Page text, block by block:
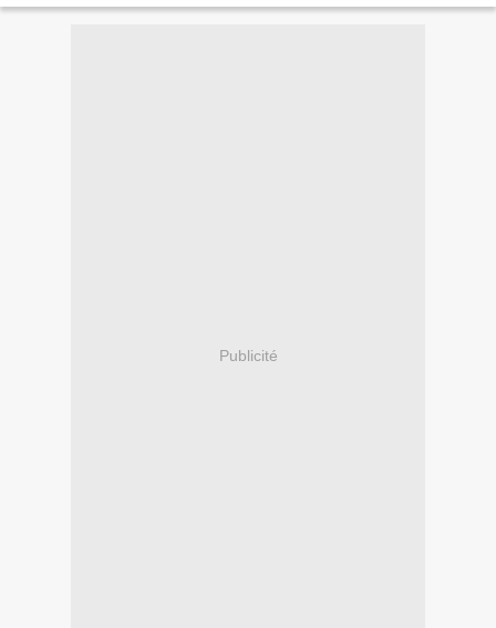
Publicité